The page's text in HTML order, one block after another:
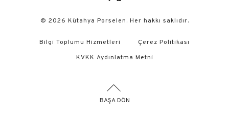
© 2026 Kütahya Porselen. Her hakkı saklıdır.
Bilgi Toplumu Hizmetleri
Çerez Politikası
KVKK Aydınlatma Metni
BAŞA DÖN